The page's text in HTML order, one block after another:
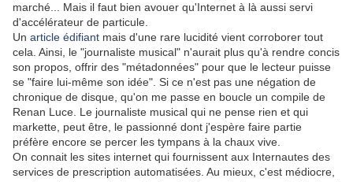
marché... Mais il faut bien avouer qu'Internet à là aussi servi
d'accélérateur de particule.
Un article édifiant mais d'une rare lucidité vient corroborer tout
cela. Ainsi, le "journaliste musical" n'aurait plus qu'à rendre concis
son propos, offrir des "métadonnées" pour que le lecteur puisse
se "faire lui-même son idée". Si ce n'est pas une négation de
chronique de disque, qu'on me passe en boucle un compile de
Renan Luce. Le journaliste musical qui ne pense rien et qui
markette, peut être, le passionné dont j'espère faire partie
préfère encore se percer les tympans à la chaux vive.
On connait les sites internet qui fournissent aux Internautes des
services de prescription automatisées. Au mieux, c'est médiocre,